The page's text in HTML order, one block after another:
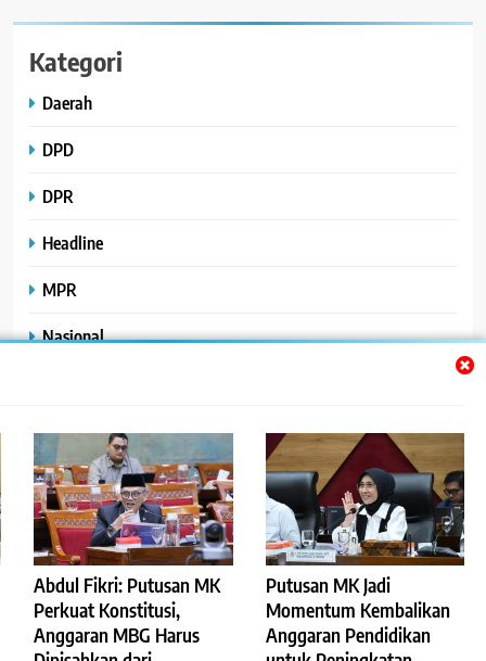
Abdul Fikri: Putusan MK
Perkuat Konstitusi,
Anggaran MBG Harus
Putusan MK Jadi
Momentum Kembalikan
Anggaran Pendidikan
Kategori
Daerah
DPD
DPR
Headline
MPR
Nasional
Polhukam
Uncategorized
©2023 ReportaseBisnis.
Redaksi
Pedoman Pemberitaan Media Siber